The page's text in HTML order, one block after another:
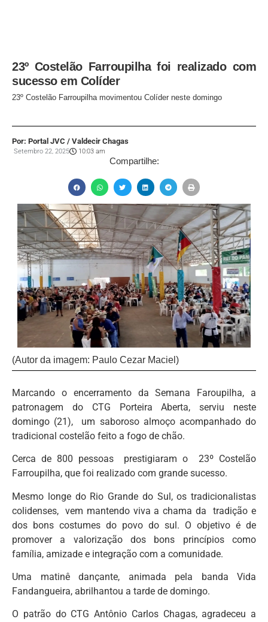
23º Costelão Farroupilha foi realizado com
sucesso em Colíder
23º Costelão Farroupilha movimentou Colíder neste domingo
Por: Portal JVC / Valdecir Chagas
Setembro 22, 2025 10:03 am
Compartilhe:
(Autor da imagem: Paulo Cezar Maciel)
Marcando o encerramento da Semana Faroupilha, a
patronagem do CTG Porteira Aberta, serviu neste
domingo (21), um saboroso almoço acompanhado do
tradicional costelão feito a fogo de chão.
Cerca de 800 pessoas prestigiaram o 23º Costelão
Farroupilha, que foi realizado com grande sucesso.
Mesmo longe do Rio Grande do Sul, os tradicionalistas
colidenses, vem mantendo viva a chama da tradição e
dos bons costumes do povo do sul. O objetivo é de
promover a valorização dos bons princípios como
família, amizade e integração com a comunidade.
Uma matinê dançante, animada pela banda Vida
Fandangueira, abrilhantou a tarde de domingo.
O patrão do CTG Antônio Carlos Chagas, agradeceu a